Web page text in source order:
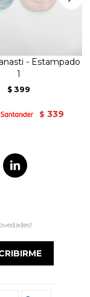
- Estampado
1
$ 399
$ 339
